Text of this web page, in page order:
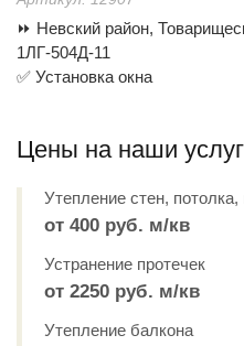
⏩ Невский район,
1ЛГ-504Д-11
✅ Установка окна
Цены на наши
Утепление стен,
от 400 руб. м/кв
Устранение протечек
от 2250 руб. м/кв
Утепление балкона